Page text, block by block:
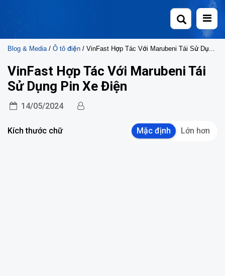
Blog & Media / Ô tô điện / VinFast Hợp Tác Với Marubeni Tái Sử Dụng Pin Xe Điện
VinFast Hợp Tác Với Marubeni Tái
Sử Dụng Pin Xe Điện
14/05/2024
Kích thước chữ Mặc định Lớn hơn